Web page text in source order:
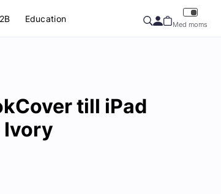
Education
Med moms
till iPad
Ivory